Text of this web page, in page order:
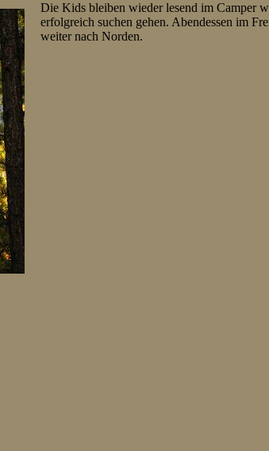
Die Kids bleiben wieder lesend im Camper
erfolgreich suchen gehen. Abendessen im
weiter nach Norden.